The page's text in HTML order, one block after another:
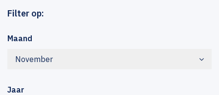
Filter op:
Maand
November
Jaar